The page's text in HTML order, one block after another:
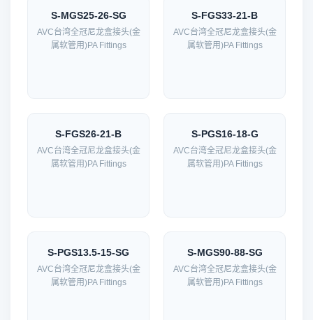
S-MGS25-26-SG
AVC台湾全冠尼龙盒接头(金
属软管用)PA Fittings
S-FGS33-21-B
AVC台湾全冠尼龙盒接头(金
属软管用)PA Fittings
S-FGS26-21-B
AVC台湾全冠尼龙盒接头(金
属软管用)PA Fittings
S-PGS16-18-G
AVC台湾全冠尼龙盒接头(金
属软管用)PA Fittings
S-PGS13.5-15-SG
AVC台湾全冠尼龙盒接头(金
属软管用)PA Fittings
S-MGS90-88-SG
AVC台湾全冠尼龙盒接头(金
属软管用)PA Fittings